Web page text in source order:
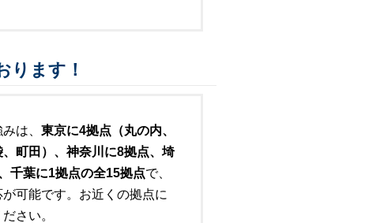
ります！
は、 東京に4拠点（丸の内、
、町田）、神奈川に8拠点、埼
千葉に1拠点の全15拠点で、
可能です。お近くの拠点に
さい。